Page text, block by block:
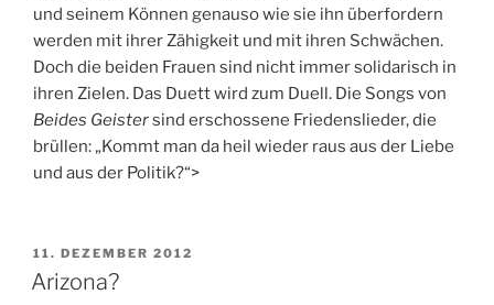
und seinem Können genauso wie sie ihn überfordern
werden mit ihrer Zähigkeit und mit ihren Schwächen.
Doch die beiden Frauen sind nicht immer solidarisch in
ihren Zielen. Das Duett wird zum Duell. Die Songs von
Beides Geistersind erschossene Friedenslieder, die
brüllen: „Kommt man da heil wieder raus aus der Liebe
und aus der Politik?“>
VERÖFFENTLICHT
AM
11. DEZEMBER 2012
Arizona?